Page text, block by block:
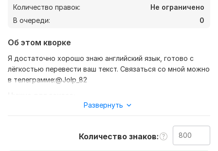
Количество правок:
Не ограничено
В очереди:
0
Об этом кворке
Я достаточно хорошо знаю английский язык, готово с
лёгкостью перевести ваш текст. Связаться со мной можно
в телеграмме:@Jolp_82
Буду ждать ваших текстов, напоминаю что перевод идёт
Работа, карьера,Семья,
Развернуть
Количество знаков